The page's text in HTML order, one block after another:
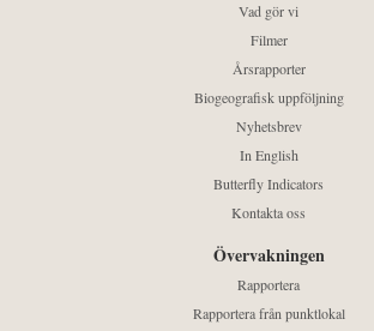
Vad gör vi
Filmer
Årsrapporter
Biogeografisk uppföljning
Nyhetsbrev
In English
Butterfly Indicators
Kontakta oss
Övervakningen
Rapportera
Rapportera från punktlokal